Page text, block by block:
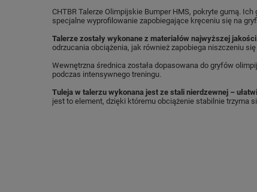
CHTBR Talerze Olimpijskie Bumper HMS, pokryte gumą.
specjalne wyprofilowanie zapobiegające kręceniu się na
Talerze zostały wykonane z materiałów najwyższej
odrzucania obciążenia, jak również zapobiega niszczeniu się
Wewnętrzna średnica została dopasowana do gryfów
podczas intensywnego treningu.
Tuleja w talerzu wykonana jest ze stali nierdzewnej –
jest to element, dzięki któremu obciążenie stabilnie trzyma